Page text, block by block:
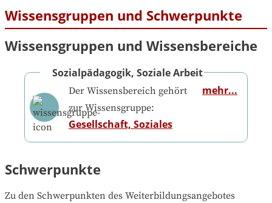
Wissensgruppen und Schwerpunkte
Wissensgruppen und Wissensbereiche
Sozialpädagogik, Soziale Arbeit
Der Wissensbereich gehört
zur Wissensgruppe:
Gesellschaft, Soziales
mehr...
Schwerpunkte
Zu den Schwerpunkten des Weiterbildungsangebotes